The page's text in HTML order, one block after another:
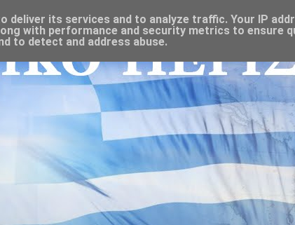
deliver its services and to analyze traffic. Your IP
with performance and security metrics to ensure
to detect and address abuse.